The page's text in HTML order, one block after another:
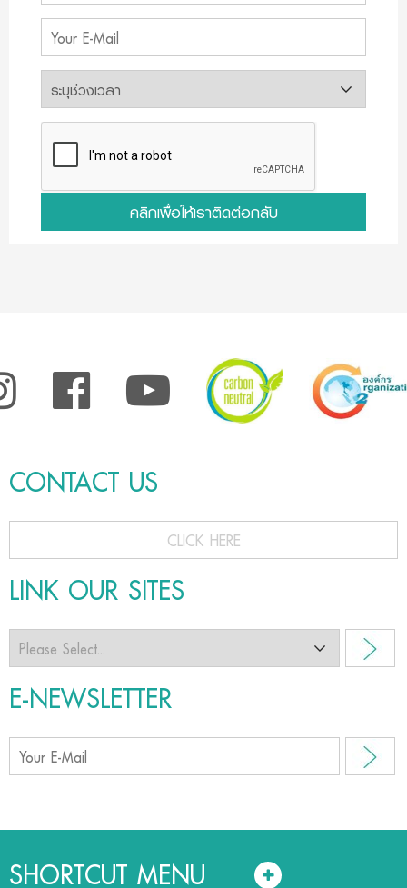
คลิกเพื่อให้เราติดต่อกลับ
CONTACT US
CLICK HERE
LINK OUR SITES
E-NEWSLETTER
SHORTCUT MENU